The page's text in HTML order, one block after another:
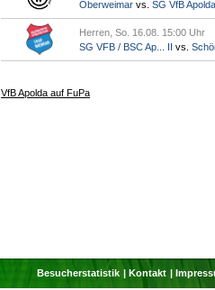
Oberweimar vs. SG VfB Apolda
Herren, So. 16.08. 15:00 Uhr
SG VFB / BSC Ap... II vs.
VfB Apolda auf FuPa
Besucherstatistik Kontakt